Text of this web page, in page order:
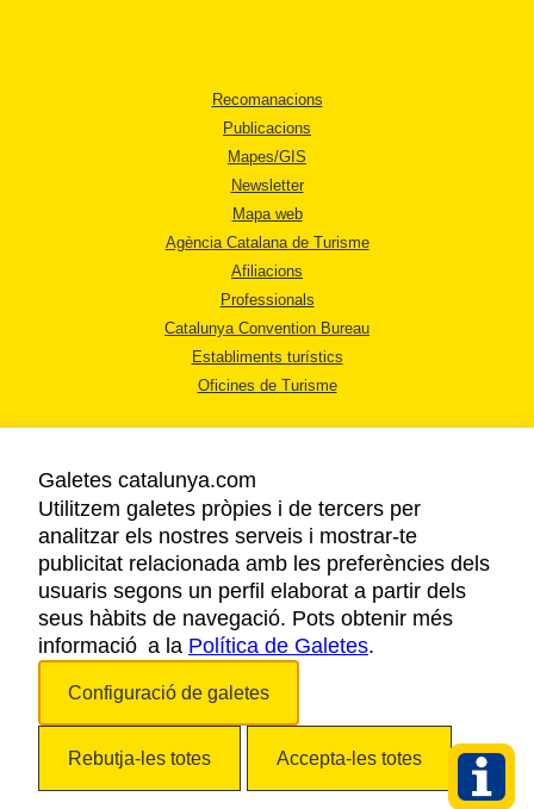
Recomanacions
Publicacions
Mapes/GIS
Newsletter
Mapa web
Agència Catalana de Turisme
Afiliacions
Professionals
Catalunya Convention Bureau
Establiments turístics
Oficines de Turisme
AVÍS LEGAL
POLÍTICA DE PRIVACITAT
COOKIES
ACCESSIBILITAT
Galetes catalunya.com
Utilitzem galetes pròpies i de tercers per
analitzar els nostres serveis i mostrar-te
publicitat relacionada amb les preferències dels
usuaris segons un perfil elaborat a partir dels
seus hàbits de navegació. Pots obtenir més
informació a la Política de Galetes.
Configuració de galetes
Rebutja-les totes Accepta-les totes